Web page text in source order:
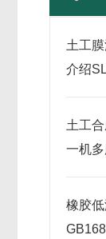
土工
介绍
土工
一机多
橡胶